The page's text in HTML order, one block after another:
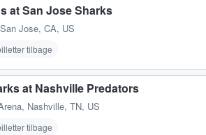
at San Jose Sharks
San Jose, CA, US
tilbage
at Nashville Predators
, Nashville, TN, US
tilbage